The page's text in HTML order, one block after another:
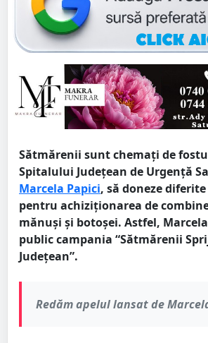
Sătmărenii sunt chemați de
Spitalului Judeţean de Urgenţă
Marcela Papici, să doneze
pentru achiziționarea de
mănuși și botoșei. Astfel,
public campania “Sătmărenii
Judeţean”.
Redăm apelul lansat de